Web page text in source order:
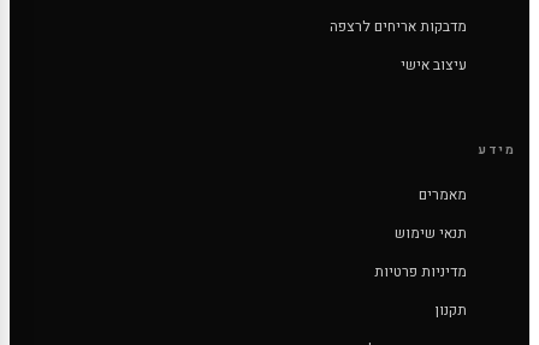
מדבקות אריחים לרצפה
עיצוב אישי
מידע
מאמרים
תנאי שימוש
מדיניות פרטיות
תקנון